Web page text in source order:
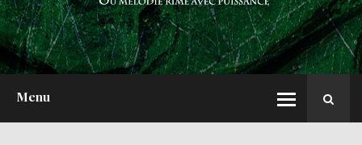
Menu
REPORTS
A PROPOS